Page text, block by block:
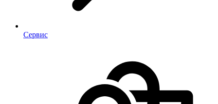
Сервис